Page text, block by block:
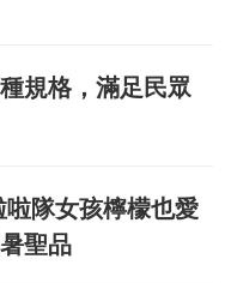
規格，滿足民眾
啦隊女孩檸檬也愛
聖品